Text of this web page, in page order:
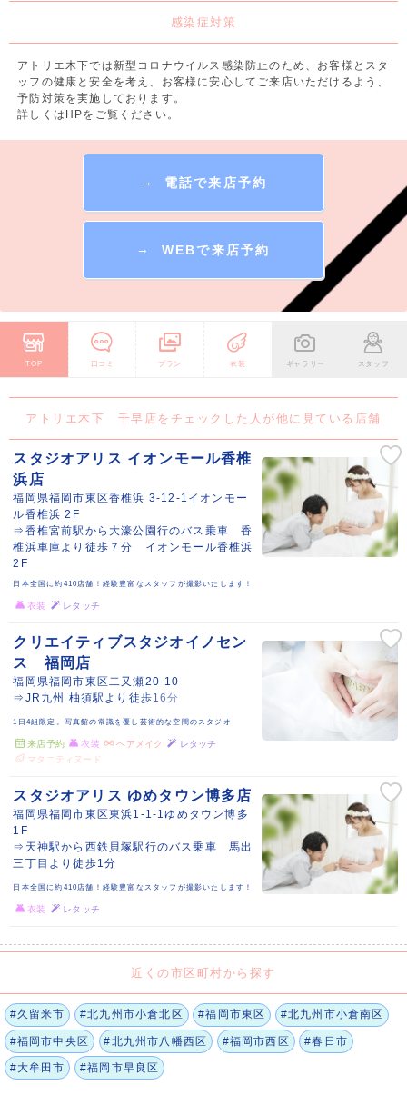
感染症対策
アトリエ木下では新型コロナウイルス感染防止のため、お客様とスタ
ッフの健康と安全を考え、お客様に安心してご来店いただけるよう、
予防対策を実施しております。
詳しくはHPをご覧ください。
→ 電話で来店予約
→ WEBで来店予約
TOP 口コミ プラン 衣装 ギャラリー スタッフ
アトリエ木下 千早店をチェックした人が他に見ている店舗
スタジオアリス イオンモール香椎
浜店
福岡県福岡市東区香椎浜 3-12-1イオンモー
ル香椎浜 2F
⇒香椎宮前駅から大濠公園行のバス乗車 香
椎浜車庫より徒歩７分 イオンモール香椎浜
2F
日本全国に約410店舗！経験豊富なスタッフが撮影いたします！
衣装 レタッチ
クリエイティブスタジオイノセン
ス 福岡店
福岡県福岡市東区二又瀬20-10
⇒JR九州 柚須駅より徒歩16分
1日4組限定。写真館の常識を覆し芸術的な空間のスタジオ
来店予約 衣装 ヘアメイク
レタッチ
マタニティヌード
スタジオアリス ゆめタウン博多店
福岡県福岡市東区東浜1-1-1ゆめタウン博多
1F
⇒天神駅から西鉄貝塚駅行のバス乗車 馬出
三丁目より徒歩1分
日本全国に約410店舗！経験豊富なスタッフが撮影いたします！
衣装 レタッチ
近くの市区町村から探す
#久留米市 #北九州市小倉北区 #福岡市東区 #北九州市小倉南区
#福岡市中央区 #北九州市八幡西区 #福岡市西区 #春日市
#大牟田市 #福岡市早良区